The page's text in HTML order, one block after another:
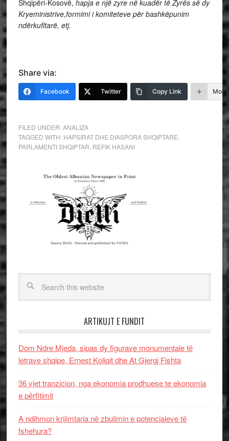
Shqipëri-Kosovë, hapja e një zyre në kuadër të Zyrës së dy
Kryeministrive,formimi i komiteteve për bashkëpunim
ndërkufitarë, etj.
Share via:
Facebook Twitter Copy Link More
FILED UNDER:ANALIZA
TAGGED WITH: HAPSIRAT DHE DIASPORA SHQIPTARE
PARLAMENTI SHQIPTAR REFIK HASANI
ARTIKUJT E FUNDIT
Dom Ndre Mjeda, sipas dy figurave monumentale të
letrave shqipe, Ernest Koliqit dhe At Gjergj Fishta
36 vjet tranzicion, nga ekonomia prodhuese te ekonomia
e përfitimit
A ndihmon krijimtaria në zbulimin e potencialeve të
fshehura?